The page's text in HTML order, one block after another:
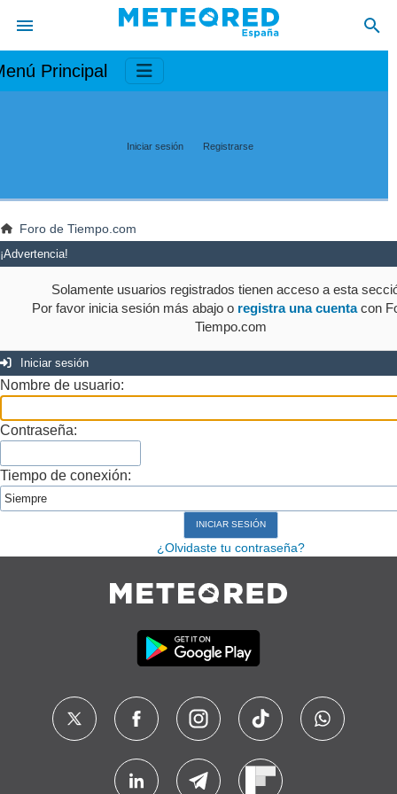
Principal
Iniciar sesión Registrarse
Foro de Tiempo.com
¡Advertencia!
Solamente usuarios registrados tienen acceso a esta
Por favor inicia sesión más abajo o registra una cuentacon
Tiempo.com
Iniciar sesión
Nombre de usuario:
Contraseña:
Tiempo de conexión:
¿Olvidaste tu contraseña?